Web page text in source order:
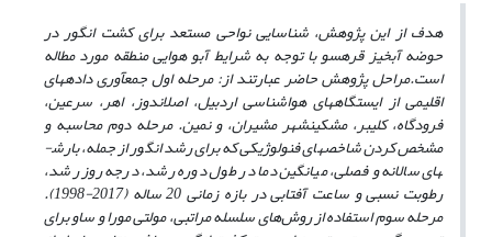
هدف از این پژوهش،‌ شناسایی نواحیمستعدبرای کشت انگور در
حوضه آبخیز قره­سو با توجه به شرایط آبو هوایی منطقه مورد مطاله
است.مراحل پژوهش حاضر عبارتند از: مرحله اول جمع­آوری داده­های
اقلیمی از ایستگاه­های هواشناسی اردبیل، ‌اصلاندوز، اهر، سرعین،
فرودگاه، کلیبر، ‌مشکین­شهر مشیران، و نمین. مرحله دوم محاسبه و
مشخص کردن شاخص­های فنولوژیکی که برای رشد انگور از جمله، بارش­
های سالانه و فصلی، میانگین دما در طول دوره رشد، درجه روز رشد،
رطوبت نسبی و ساعت آفتابی در بازه زمانی 20 ساله (2017-1998).
مرحله سوم استفاده از روش‌های سلسله مراتبی، مولتی مورا و ساو برای